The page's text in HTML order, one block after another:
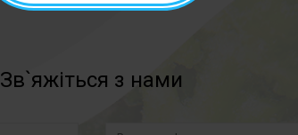
Зв`яжіться з нами